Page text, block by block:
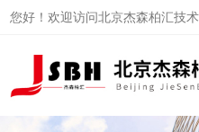
您好！欢迎访问北京杰森柏汇技